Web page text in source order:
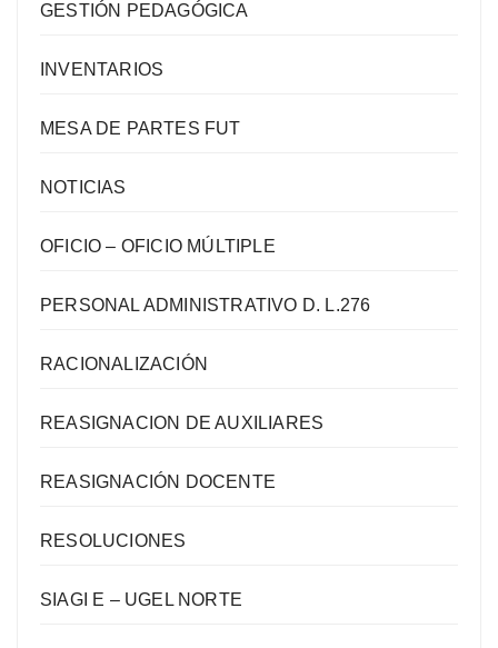
GESTIÓN PEDAGÓGICA
INVENTARIOS
MESA DE PARTES FUT
NOTICIAS
OFICIO – OFICIO MÚLTIPLE
PERSONAL ADMINISTRATIVO D. L.276
RACIONALIZACIÓN
REASIGNACION DE AUXILIARES
REASIGNACIÓN DOCENTE
RESOLUCIONES
SIAGI E – UGEL NORTE